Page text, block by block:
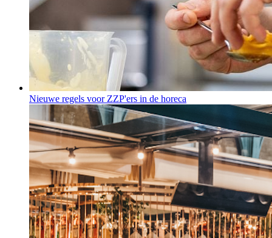
Nieuwe regels voor ZZP'ers in de horeca